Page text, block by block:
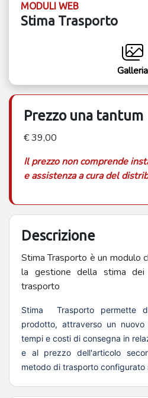
MODULI WEB
Stima Trasporto
Galleria
Prezzo una tantum
€ 39,00
Il prezzo non comprende
e assistenza a cura del
Descrizione
Stima Trasporto è un modulo
la gestione della stima
trasporto
Stima Trasporto permette
prodotto, attraverso un
tempi e costi di consegna in
e al prezzo dell'articolo
metodo di trasporto configurato